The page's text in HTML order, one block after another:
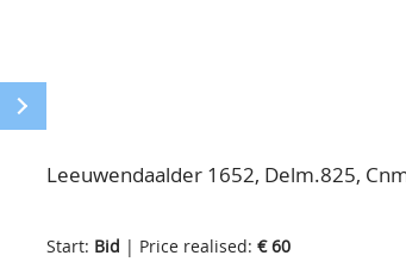
Leeuwendaalder 1652, Delm.825,
Start: Bid | Price realised: € 60